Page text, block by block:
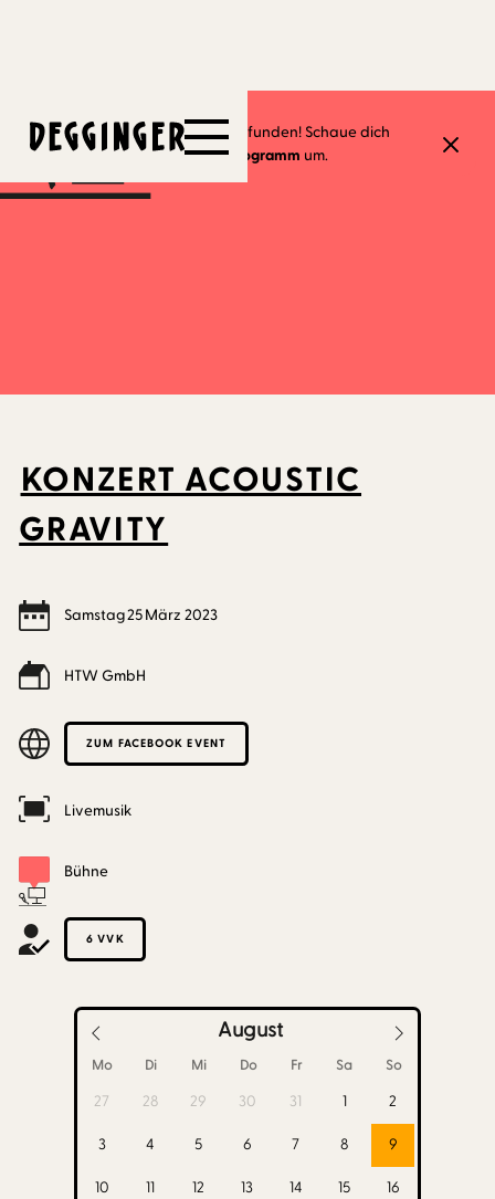
Dieses Event hat schon stattgefunden! Schaue dich
gerne in unseremaktuellen Programm um.
25.3.2023
KONZERT ACOUSTIC
GRAVITY
Samstag25März 2023
HTW GmbH
ZUM FACEBOOK EVENT
Livemusik
Bühne
6 VVK
August
Mo Di Mi Do Fr Sa So
27 28 29 30 31 1 2
3 4 5 6 7 8 9
10 11 12 13 14 15 16